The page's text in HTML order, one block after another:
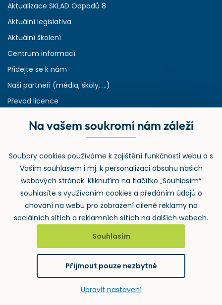
Aktualizace SKLAD Odpadů 8
Aktuální legislativa
Aktuální školení
Centrum informací
Přidejte se k nám
Naši partneři (média, školy, ...)
Převod licence
Rejstřík používaných zkratek v odpadech
Zpětný odběr
Wolters Kluwer ČR, a.s., U nákladového nádraží 3265/10,
130 00 Praha 3 – Strašnice
GDPR
Cookies
Notifikace
vytvořilwebProgress
Na vašem soukromí nám záleží
Soubory cookies používáme k zajištění funkčnosti webu a s
Vaším souhlasem i mj. k personalizaci obsahu našich
webových stránek. Kliknutím na tlačítko „Souhlasím“
souhlasíte s využívaním cookies a předáním údajů o
chování na webu pro zobrazení cílené reklamy na
sociálních sítích a reklamních sítích na dalších webech.
Souhlasím
Přijmout pouze nezbytné
Upravit nastavení